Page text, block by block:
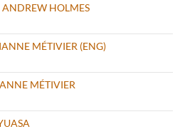
HOLMES
MÉTIVIER (ENG)
MÉTIVIER